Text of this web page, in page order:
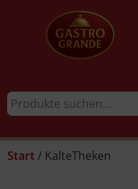
Start / KalteTheken